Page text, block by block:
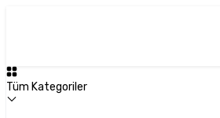
Tüm Kategoriler